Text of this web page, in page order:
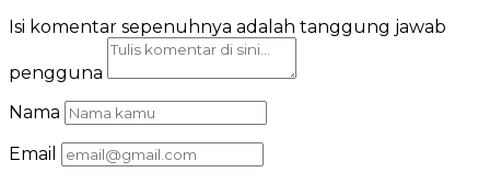
Isi komentar sepenuhnya adalah tanggung jawab
pengguna
Nama
Email